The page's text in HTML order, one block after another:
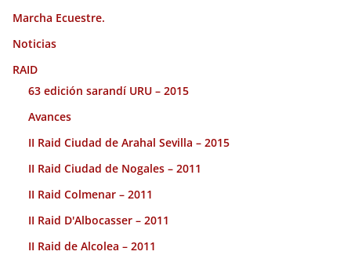
Marcha Ecuestre.
Noticias
RAID
63 edición sarandí URU – 2015
Avances
II Raid Ciudad de Arahal Sevilla – 2015
II Raid Ciudad de Nogales – 2011
II Raid Colmenar – 2011
II Raid D'Albocasser – 2011
II Raid de Alcolea – 2011